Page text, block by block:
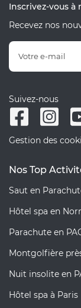
Inscrivez-vous
Recevez nos
Suivez-nous
Gestion des
Nos Top
Saut en
Hôtel spa en
Parachute en
Montgolfière
Nuit insolite en
Hôtel spa à Paris